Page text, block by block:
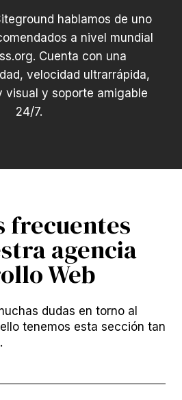
hablamos de uno
a nivel mundial
Cuenta con una
velocidad ultrarrápida,
visual y soporte amigable
24/7.
frecuentes
agencia
Web
dudas en torno al
tenemos esta sección tan